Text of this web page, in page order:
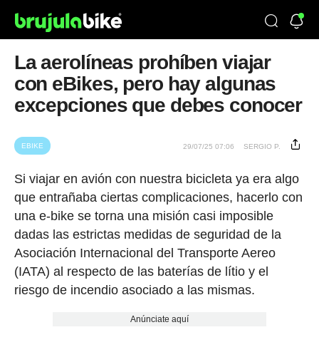
La aerolíneas prohíben viajar
con eBikes, pero hay algunas
excepciones que debes conocer
EBIKE 29/07/25 07:06 SERGIO P.
Si viajar en avión con nuestra bicicleta ya era algo
que entrañaba ciertas complicaciones, hacerlo con
una e-bike se torna una misión casi imposible
dadas las estrictas medidas de seguridad de la
Asociación Internacional del Transporte Aereo
(IATA) al respecto de las baterías de lítio y el
riesgo de incendio asociado a las mismas.
Anúnciate aquí